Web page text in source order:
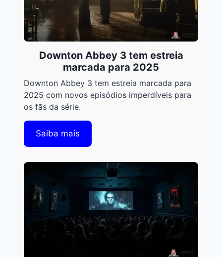
Downton Abbey 3 tem estreia
marcada para 2025
Downton Abbey 3 tem estreia marcada para
2025 com novos episódios imperdíveis para
os fãs da série.
Saiba mais